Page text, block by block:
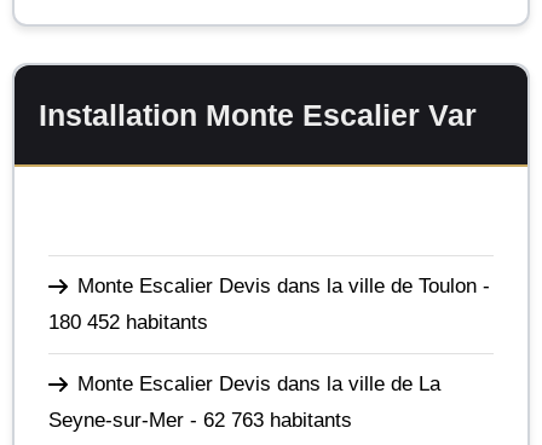
Installation Monte Escalier Var
Monte Escalier Devis dans la ville de Toulon -
180 452 habitants
Monte Escalier Devis dans la ville de La
Seyne-sur-Mer - 62 763 habitants